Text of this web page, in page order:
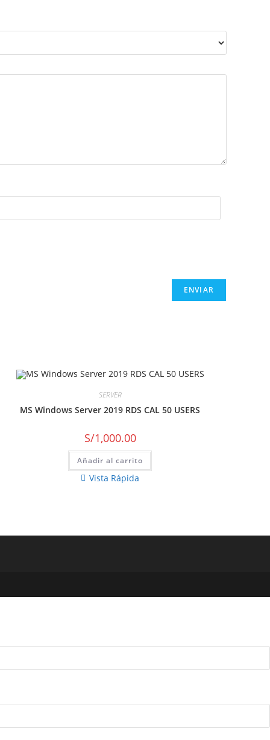
SERVER
MS Windows Server 2019 RDS CAL 50 USERS
S/1,000.00
Añadir al carrito
Vista Rápida